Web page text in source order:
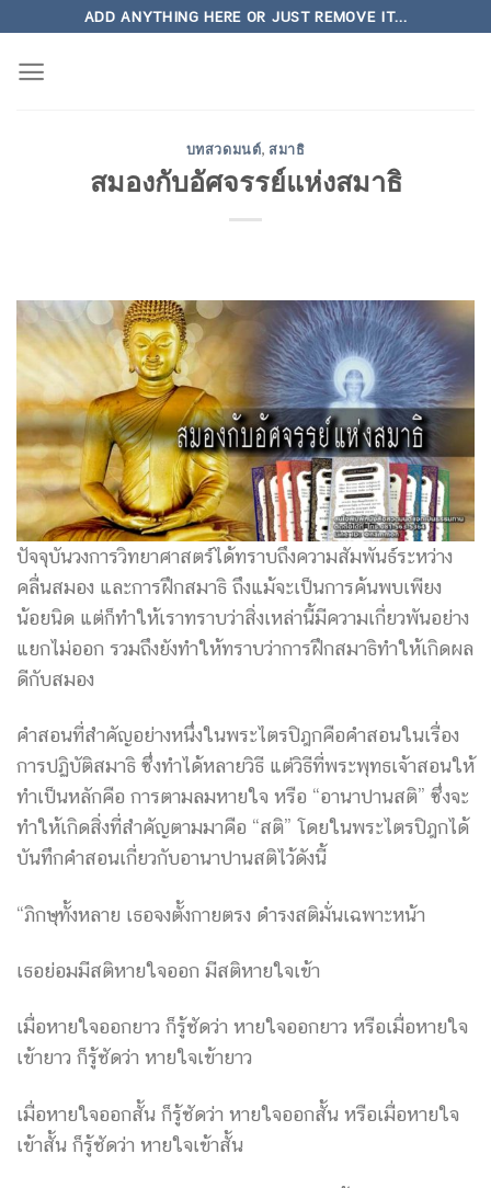
content
ADD ANYTHING HERE OR JUST REMOVE IT...
บทสวดมนต์, สมาธิ
สมองกับอัศจรรย์แห่งสมาธิ
ปัจจุบันวงการวิทยาศาสตร์ได้ทราบถึงความสัมพันธ์ระหว่าง
คลื่นสมอง และการฝึกสมาธิ ถึงแม้จะเป็นการค้นพบเพียง
น้อยนิด แต่ก็ทำให้เราทราบว่าสิ่งเหล่านี้มีความเกี่ยวพันอย่าง
แยกไม่ออก รวมถึงยังทำให้ทราบว่าการฝึกสมาธิทำให้เกิดผล
ดีกับสมอง
คำสอนที่สำคัญอย่างหนึ่งในพระไตรปิฎกคือคำสอนในเรื่อง
การปฏิบัติสมาธิ ซึ่งทำได้หลายวิธี แต่วิธีที่พระพุทธเจ้าสอนให้
ทำเป็นหลักคือ การตามลมหายใจ หรือ “อานาปานสติ” ซึ่งจะ
ทำให้เกิดสิ่งที่สำคัญตามมาคือ “สติ” โดยในพระไตรปิฎกได้
บันทึกคำสอนเกี่ยวกับอานาปานสติไว้ดังนี้
“ภิกษุทั้งหลาย เธอจงตั้งกายตรง ดำรงสติมั่นเฉพาะหน้า
เธอย่อมมีสติหายใจออก มีสติหายใจเข้า
เมื่อหายใจออกยาว ก็รู้ชัดว่า หายใจออกยาว หรือเมื่อหายใจ
เข้ายาว ก็รู้ชัดว่า หายใจเข้ายาว
เมื่อหายใจออกสั้น ก็รู้ชัดว่า หายใจออกสั้น หรือเมื่อหายใจ
เข้าสั้น ก็รู้ชัดว่า หายใจเข้าสั้น